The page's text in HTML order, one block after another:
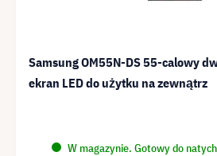
Samsung OM55N-DS 55-calowy
ekran LED do użytku na zewnątrz
W magazynie. Gotowy do